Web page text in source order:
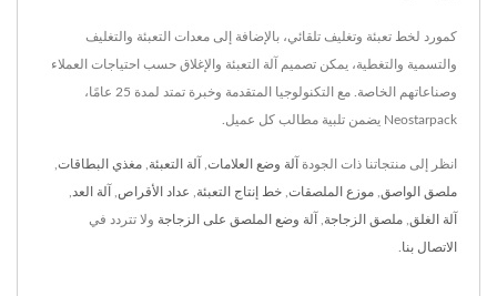
كمورد لخط تعبئة وتغليف تلقائي، بالإضافة إلى معدات التعبئة والتغليف
والتسمية والتغطية، يمكن تصميم آلة التعبئة والإغلاق حسب احتياجات العملاء
وصناعاتهم الخاصة. مع التكنولوجيا المتقدمة وخبرة تمتد لمدة 25 عامًا،
Neostarpack يضمن تلبية مطالب كل عميل.
انظر إلى منتجاتنا ذات الجودة آلة وضع العلامات آلة التعبئة مغذي البطاقات
ملصق الواصق موزع الملصقات خط إنتاج التعبئة عداد الأقراص آلة العد
آلة الغلق ملصق الزجاجة آلة وضع الملصق على الزجاجة ولا تتردد في
الاتصال بنا